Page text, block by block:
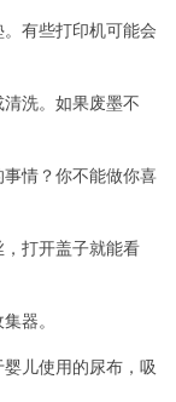
有些打印机可能会
洗。如果废墨不
情？你不能做你喜
打开盖子就能看
器。
儿使用的尿布，吸